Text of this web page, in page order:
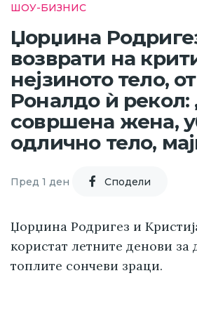
ШОУ-БИЗНИС
Џорџина
возврати на
нејзиното тело,
Роналдо ѝ рекол:
совршена жена,
одлично тело,
Пред 1 ден Cподели
Џорџина Родригез и
користат летните денови за
топлите сончеви зраци.